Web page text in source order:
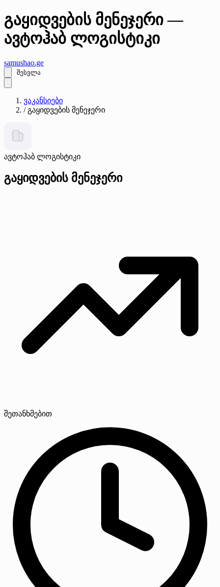
გაყიდვების მენეჯერი —
ავტოჰაბ ლოგისტიკი
samushao.ge
შესვლა
ვაკანსიები
/ გაყიდვების მენეჯერი
ავტოჰაბ ლოგისტიკი
გაყიდვების მენეჯერი
შეთანხმებით